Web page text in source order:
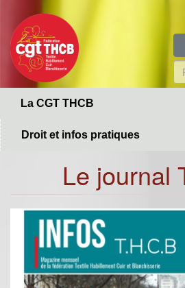
contenu
principal
La CGT THCB
Droit et infos pratiques
Le journal